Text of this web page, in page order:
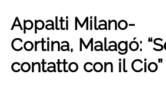
Appalti Milano-
Cortina, Malagó:
contatto con il Cio”